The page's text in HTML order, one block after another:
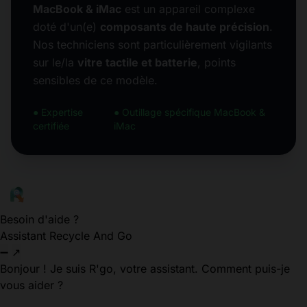
MacBook & iMac est un appareil complexe
doté d'un(e) composants de haute précision.
Nos techniciens sont particulièrement vigilants
sur le/la vitre tactile et batterie, points
sensibles de ce modèle.
● Expertise
certifiée
● Outillage spécifique MacBook &
iMac
Besoin d'aide ?
Assistant Recycle And Go
➖ ↗
Bonjour ! Je suis R'go, votre assistant. Comment puis-je
vous aider ?